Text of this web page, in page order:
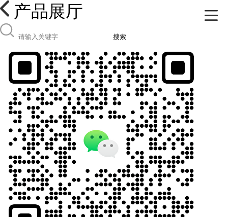
产品展厅
搜索